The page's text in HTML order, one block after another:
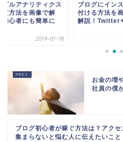
グルアナリティクス
定方法を画像で解
初心者にも簡単に
2019-01-18
ブログにイン
付ける方法を
解説！Twitter
お金の増
社員の僕
ブログ初心者が稼ぐ方法は？アクセ
集まらないと悩む人に伝えたいこと